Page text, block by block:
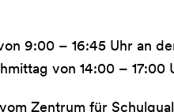
9:00 – 16:45 Uhr an
von 14:00 – 17:00
Zentrum für